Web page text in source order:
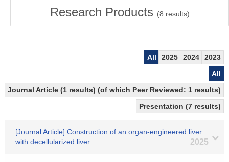
Research Products (8 results)
All 2025 2024
2023
All
Journal Article (1 results) (of which Peer Reviewed: 1 results)
Presentation (7 results)
[Journal Article] Construction of an organ-engineered liver
with decellularized liver
2025